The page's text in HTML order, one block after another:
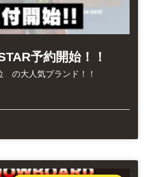
予約開始！！
の大人気ブランド！！